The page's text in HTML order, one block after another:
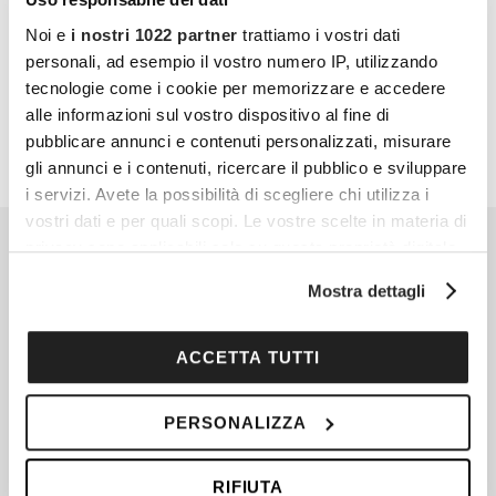
Noi e i nostri 1022 partner trattiamo i vostri dati
personali, ad esempio il vostro numero IP, utilizzando
tecnologie come i cookie per memorizzare e accedere
alle informazioni sul vostro dispositivo al fine di
pubblicare annunci e contenuti personalizzati, misurare
gli annunci e i contenuti, ricercare il pubblico e sviluppare
i servizi. Avete la possibilità di scegliere chi utilizza i
vostri dati e per quali scopi. Le vostre scelte in materia di
privacy sono applicabili solo su questa proprietà digitale
modificare o revocare il proprio consenso in qualsiasi
momento dalla Dichiarazione sui cookie o facendo clic
sull'icona di attivazione della privacy.
raccogliere informazioni sulla tua posizione
geografica, con un'approssimazione di qualche
Mostra dettagli
ACCETTA TUTTI
PERSONALIZZA
RIFIUTA
al meglio.
PARTECIPA ANCHE TU